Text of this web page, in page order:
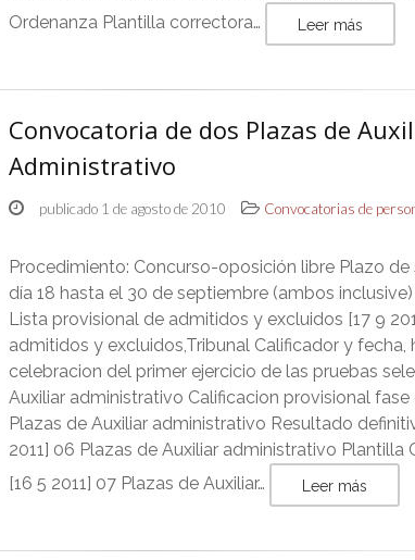
Ordenanza Plantilla correctora…
Leer más
Convocatoria de dos Plazas de
Administrativo
publicado 1 de agosto de 2010 Convocatorias de
Procedimiento: Concurso-oposición libre Plazo
día 18 hasta el 30 de septiembre (ambos
Lista provisional de admitidos y excluidos [17 9
admitidos y excluidos,Tribunal Calificador y fecha,
celebracion del primer ejercicio de las pruebas
Auxiliar administrativo Calificacion provisional fase
Plazas de Auxiliar administrativo Resultado
2011] 06 Plazas de Auxiliar administrativo Plantilla
[16 5 2011] 07 Plazas de Auxiliar…
Leer más